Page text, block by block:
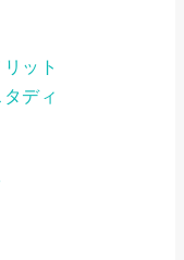
ット
ディ